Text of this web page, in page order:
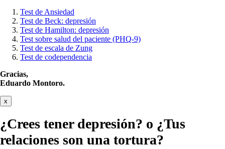
Test de Ansiedad
Test de Beck: depresión
Test de Hamilton: depresión
Test sobre salud del paciente (PHQ-9)
Test de escala de Zung
Test de codependencia
Gracias,
Eduardo Montoro.
x
¿Crees tener depresión? o ¿Tus
relaciones son una tortura?